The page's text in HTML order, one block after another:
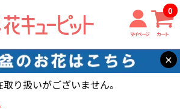
マイページ カート
0
×
り扱いがございません。